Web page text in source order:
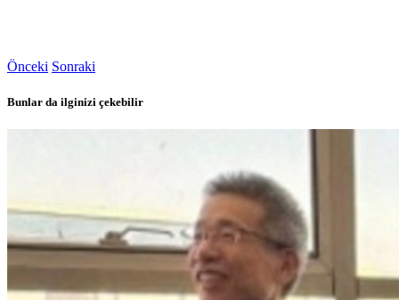
Önceki Sonraki
Bunlar da ilginizi çekebilir